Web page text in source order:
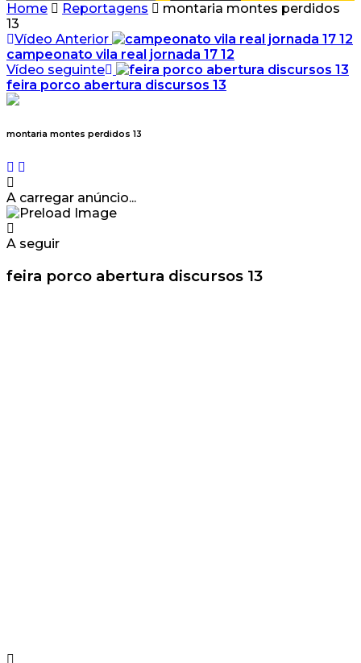
Home Reportagens
montaria montes perdidos
13
Vídeo Anterior
campeonato vila real jornada 17 12
Vídeo seguinte
feira porco abertura discursos 13
montaria montes perdidos 13
A carregar anúncio...
A seguir
feira porco abertura discursos 13